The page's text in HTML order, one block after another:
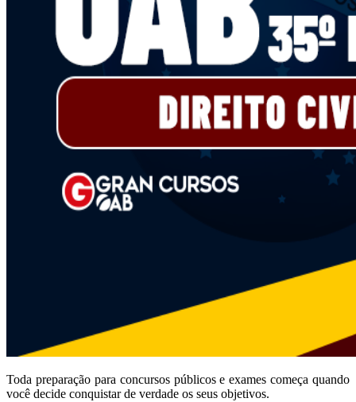
Toda preparação para concursos públicos e exames começa quando
você decide conquistar de verdade os seus objetivos.